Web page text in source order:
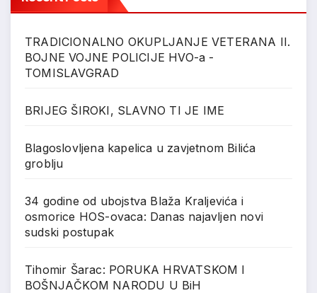
TRADICIONALNO OKUPLJANJE VETERANA II.
BOJNE VOJNE POLICIJE HVO-a -
TOMISLAVGRAD
BRIJEG ŠIROKI, SLAVNO TI JE IME
Blagoslovljena kapelica u zavjetnom Bilića
groblju
34 godine od ubojstva Blaža Kraljevića i
osmorice HOS-ovaca: Danas najavljen novi
sudski postupak
Tihomir Šarac: PORUKA HRVATSKOM I
BOŠNJAČKOM NARODU U BiH